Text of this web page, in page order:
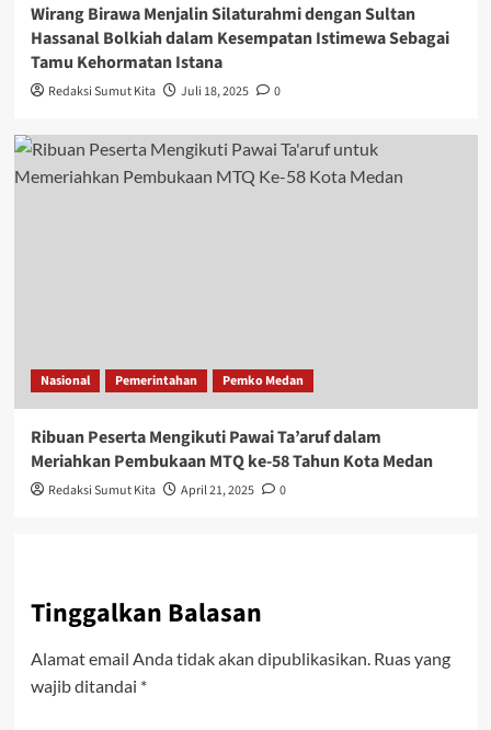
Wirang Birawa Menjalin Silaturahmi dengan Sultan
Hassanal Bolkiah dalam Kesempatan Istimewa Sebagai
Tamu Kehormatan Istana
Redaksi Sumut Kita Juli 18, 2025 0
Nasional Pemerintahan Pemko Medan
Ribuan Peserta Mengikuti Pawai Ta’aruf dalam
Meriahkan Pembukaan MTQ ke-58 Tahun Kota Medan
Redaksi Sumut Kita April 21, 2025 0
Tinggalkan Balasan
Alamat email Anda tidak akan dipublikasikan. Ruas yang
wajib ditandai *